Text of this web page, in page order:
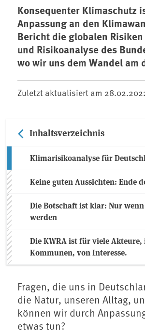
Konsequenter Klimaschutz
Anpassung an den
Bericht die globalen
und Risikoanalyse des
wo wir uns dem Wandel am
Zuletzt aktualisiert am
Inhaltsverzeichnis
Klimarisikoanalyse für
Keine guten Aussichten: Ende
Die Botschaft ist klar: Nur
werden
Die KWRA ist für viele
Kommunen, von Interesse.
Fragen, die uns in
die Natur, unseren Alltag,
können wir durch
etwas tun?